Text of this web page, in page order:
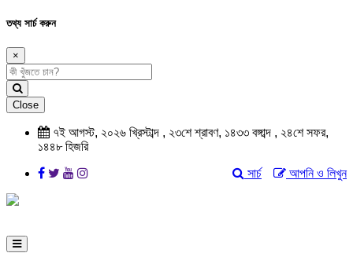
তথ্য সার্চ করুন
×
Close
৭ই আগস্ট, ২০২৬ খ্রিস্টাব্দ , ২৩শে শ্রাবণ, ১৪৩৩ বঙ্গাব্দ , ২৪শে সফর,
১৪৪৮ হিজরি
আপনি ও লিখুন
সার্চ